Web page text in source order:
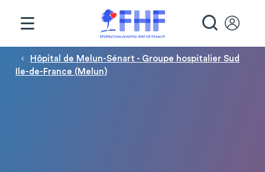
Fil d'Ariane
Hôpital de Melun-Sénart - Groupe hospitalier Sud
Ile-de-France (Melun)
Panneau de gestion des cookies